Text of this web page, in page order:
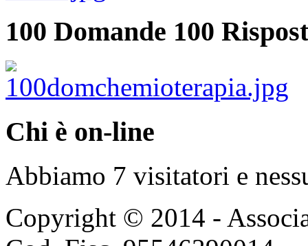
100 Domande 100
Chi è on-line
Abbiamo 7 visitatori e
Copyright © 2014 -